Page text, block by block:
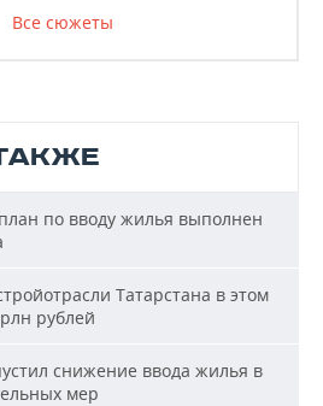
Все сюжеты
по вводу жилья выполнен
Татарстана в этом
рублей
снижение ввода жилья в
мер